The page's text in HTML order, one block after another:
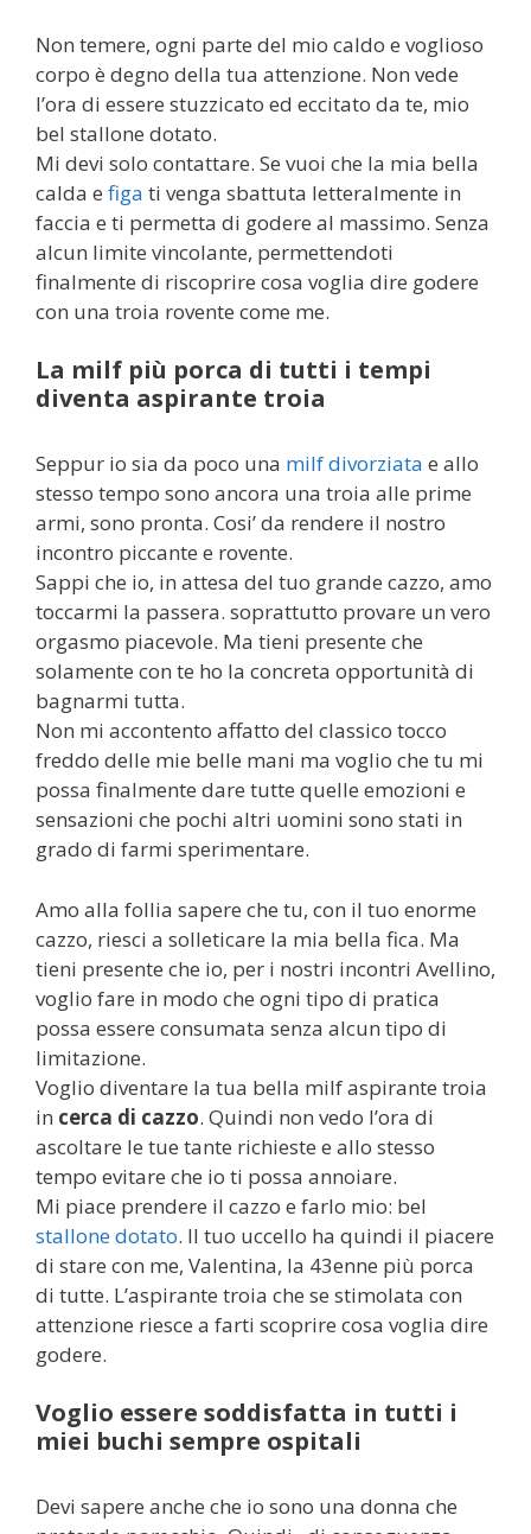
Non temere, ogni parte del mio caldo e voglioso
corpo è degno della tua attenzione. Non vede
l’ora di essere stuzzicato ed eccitato da te, mio
bel stallone dotato.
Mi devi solo contattare. Se vuoi che la mia bella
calda e figa ti venga sbattuta letteralmente in
faccia e ti permetta di godere al massimo. Senza
alcun limite vincolante, permettendoti
finalmente di riscoprire cosa voglia dire godere
con una troia rovente come me.
La milf più porca di tutti i tempi
diventa aspirante troia
Seppur io sia da poco una milf divorziata e allo
stesso tempo sono ancora una troia alle prime
armi, sono pronta. Cosi’ da rendere il nostro
incontro piccante e rovente.
Sappi che io, in attesa del tuo grande cazzo, amo
toccarmi la passera. soprattutto provare un vero
orgasmo piacevole. Ma tieni presente che
solamente con te ho la concreta opportunità di
bagnarmi tutta.
Non mi accontento affatto del classico tocco
freddo delle mie belle mani ma voglio che tu mi
possa finalmente dare tutte quelle emozioni e
sensazioni che pochi altri uomini sono stati in
grado di farmi sperimentare.
Amo alla follia sapere che tu, con il tuo enorme
cazzo, riesci a solleticare la mia bella fica. Ma
tieni presente che io, per i nostri incontri Avellino,
voglio fare in modo che ogni tipo di pratica
possa essere consumata senza alcun tipo di
limitazione.
Voglio diventare la tua bella milf aspirante troia
in cerca di cazzo. Quindi non vedo l’ora di
ascoltare le tue tante richieste e allo stesso
tempo evitare che io ti possa annoiare.
Mi piace prendere il cazzo e farlo mio: bel
stallone dotato. Il tuo uccello ha quindi il piacere
di stare con me, Valentina, la 43enne più porca
di tutte. L’aspirante troia che se stimolata con
attenzione riesce a farti scoprire cosa voglia dire
godere.
Voglio essere soddisfatta in tutti i
miei buchi sempre ospitali
Devi sapere anche che io sono una donna che